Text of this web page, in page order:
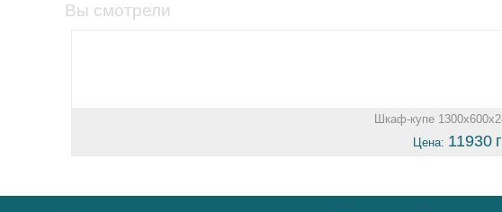
Вы смотрели
Шкаф-купе
Цена: 11930